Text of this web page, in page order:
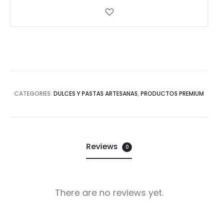
CATEGORIES: DULCES Y PASTAS ARTESANAS, PRODUCTOS PREMIUM
Reviews 0
There are no reviews yet.